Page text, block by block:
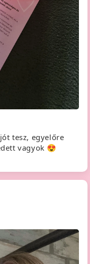
tesz, egyelőre
vagyok 😍